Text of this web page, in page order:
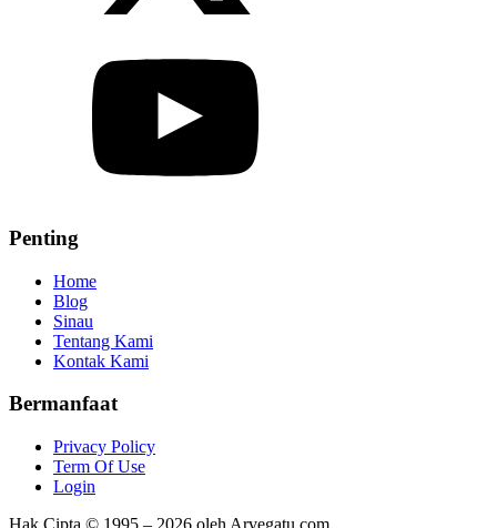
Penting
Home
Blog
Sinau
Tentang Kami
Kontak Kami
Bermanfaat
Privacy Policy
Term Of Use
Login
Hak Cipta © 1995 – 2026 oleh Arvegatu.com